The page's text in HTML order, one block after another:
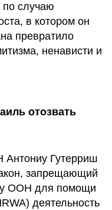
случаю
в котором он
превратило
ненависти и
отозвать
Антониу Гутерриш
запрещающий
ООН для помощи
деятельность